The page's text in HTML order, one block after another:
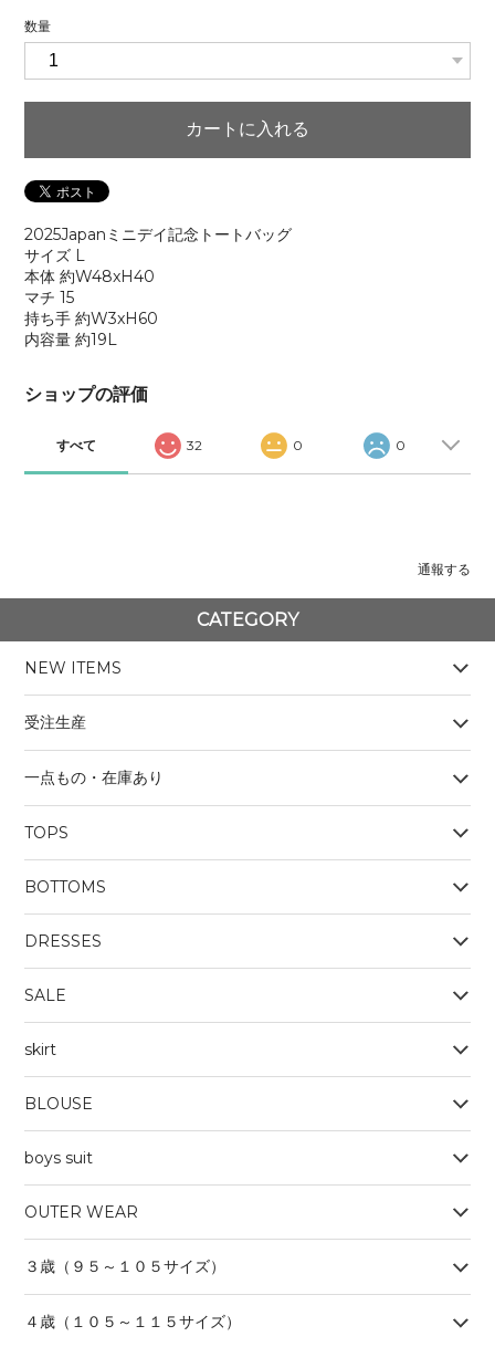
数量
カートに入れる
2025Japanミニデイ記念トートバッグ
サイズ L
本体 約W48xH40
マチ 15
持ち手 約W3xH60
内容量 約19L
ショップの評価
すべて 32 0 0
通報する
CATEGORY
NEW ITEMS
受注生産
一点もの・在庫あり
TOPS
BOYS
OUTERWEAR
Tシャツ
BOTTOMS
BOYS
DRESSES
SALE
skirt
BLOUSE
boys suit
OUTER WEAR
３歳（９５～１０５サイズ）
４歳（１０５～１１５サイズ）